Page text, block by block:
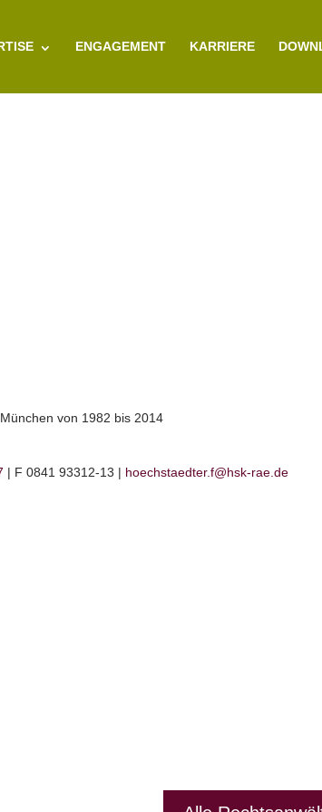
ENGAGEMENT KARRIERE
von 1982 bis 2014
| F 0841 93312-13 | hoechstaedter.f@hsk-rae.de